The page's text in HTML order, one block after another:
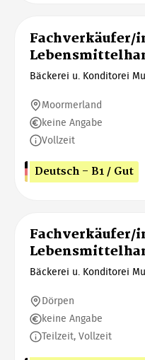
Fachverkäufer/
Bäckerei u. Konditorei
Moormerland
keine Angabe
Vollzeit
Deutsch - B1 / Gut
Fachverkäufer/
Bäckerei u. Konditorei
Dörpen
keine Angabe
Teilzeit, Vollzeit